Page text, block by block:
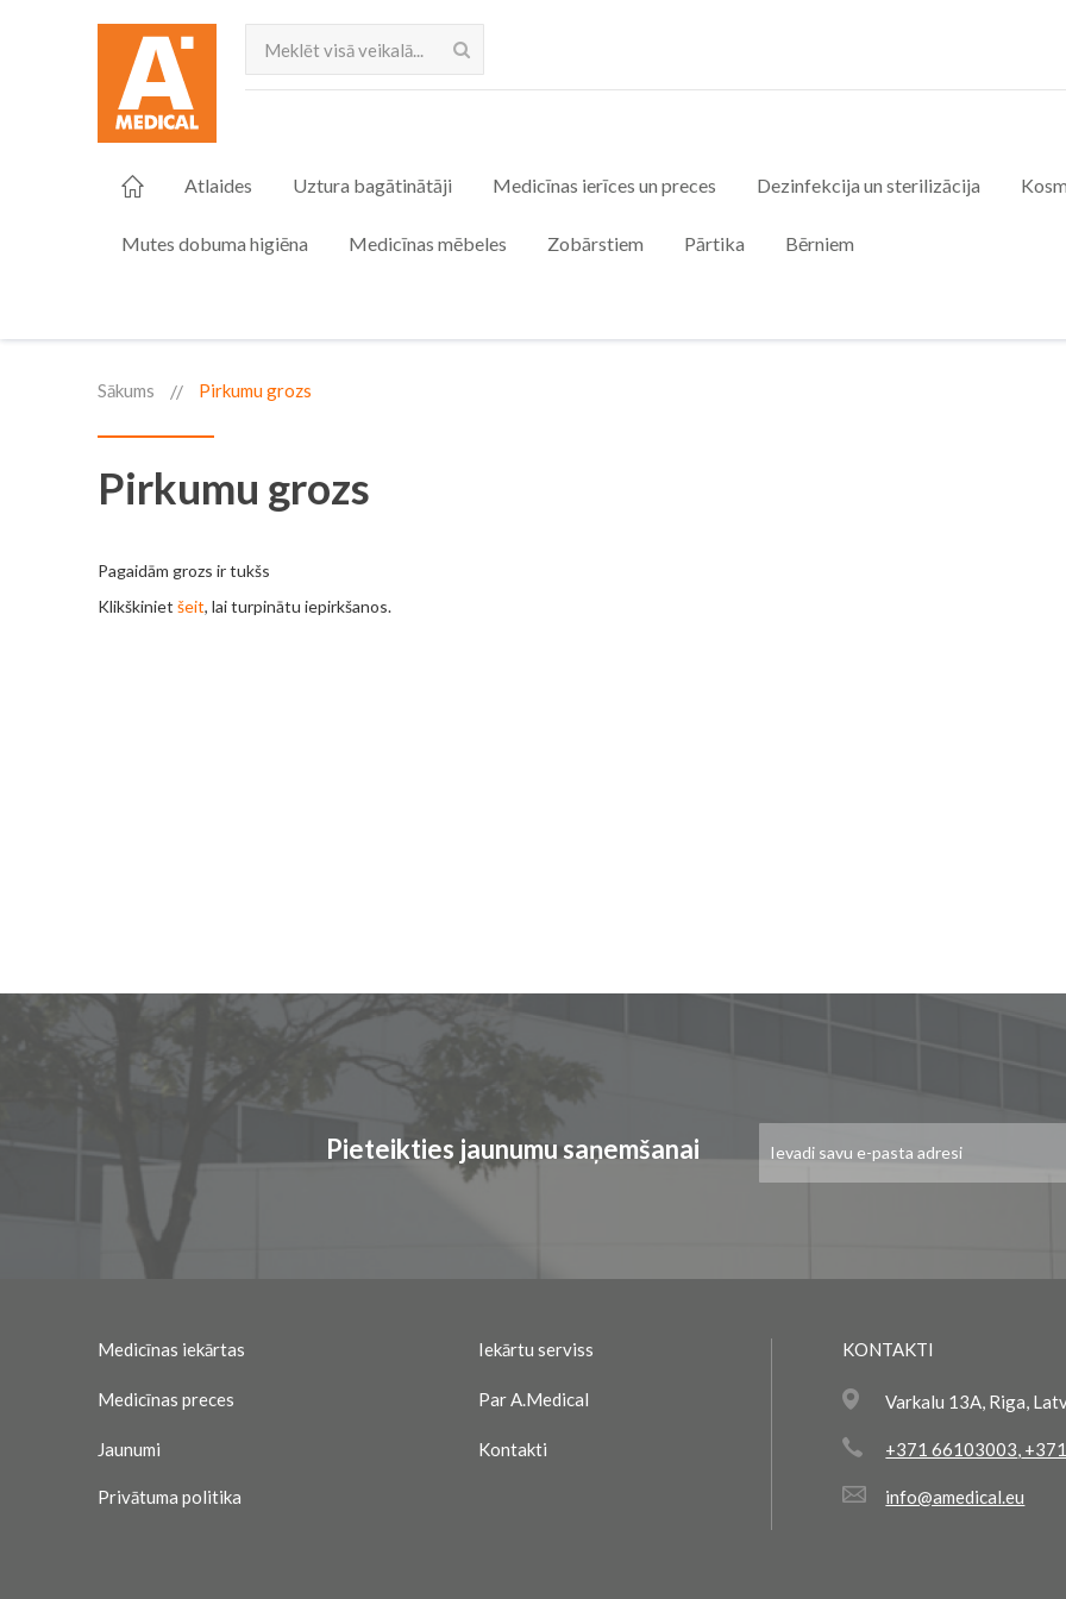
Meklēt
Atlaides Uztura bagātinātāji Medicīnas ierīces un preces Dezinfekcija un sterilizācija
Mutes dobuma higiēna Medicīnas mēbeles Zobārstiem Pārtika Bērniem
Sākums Pirkumu grozs
Pirkumu grozs
Pagaidām grozs ir tukšs
Klikškiniet šeit, lai turpinātu iepirkšanos.
Pieteikties jaunumu saņemšanai
jaunumu
Medicīnas iekārtas Iekārtu serviss
Medicīnas preces Par A.Medical
Jaunumi Kontakti
Privātuma politika
KONTAKTI
Varkalu 13A, Riga,
+371 66103003,
info@amedical.eu